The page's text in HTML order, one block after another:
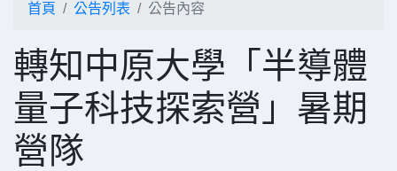
首頁 公告列表 公告內容
轉知中原大學「半導體
量子科技探索營」暑期
營隊